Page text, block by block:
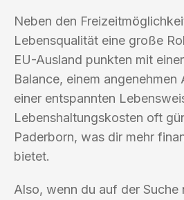
Neben den
Lebensqualität eine große
EU-Ausland punkten mit
Balance, einem angenehmen
einer entspannten
Lebenshaltungskosten oft
Paderborn, was dir mehr
bietet.
Also, wenn du auf der Suche